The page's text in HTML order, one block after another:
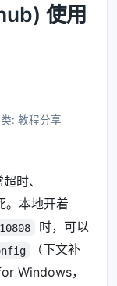
使用
: 教程分享
时、
。本地开着
时，可以
（下文补
Windows，